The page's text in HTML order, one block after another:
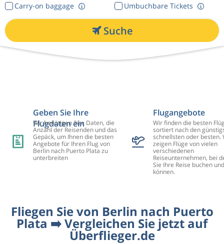
Umbuchbare Tickets
Carry-on baggage
Suche
Geben Sie Ihre
Flugdaten ein
Wir benötigen Ihre Daten, die
Anzahl der Reisenden und das
Gepäck, um Ihnen die besten
Angebote für Ihren Flug von
Berlin nach Puerto Plata zu
unterbreiten
Flugangebote
Wir finden die besten
sortiert nach den
schnellsten oder besten.
zeigen Flüge von vielen
verschiedenen
Reiseunternehmen, bei
Sie Ihre Reise buchen
können.
Fliegen Sie von Berlin nach Puerto
Plata ➡️ Vergleichen Sie jetzt auf
Überflieger.de